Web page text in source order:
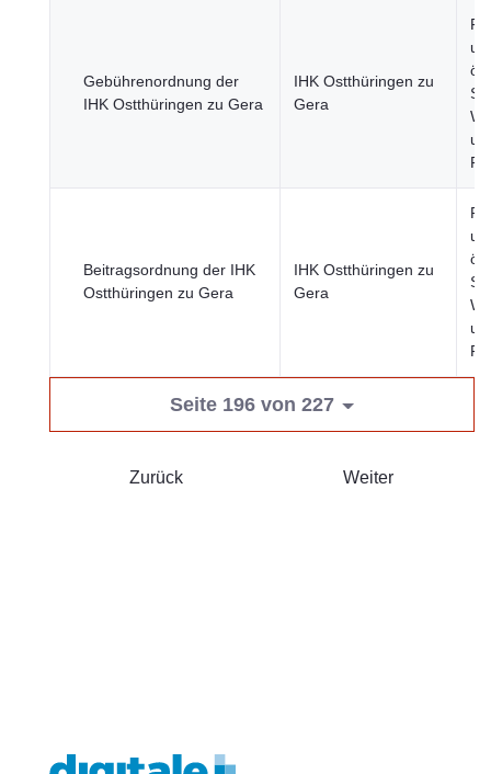
Gebührenordnung der
IHK Ostthüringen zu Gera
IHK Ostthüringen zu
Gera
Beitragsordnung der IHK
Ostthüringen zu Gera
IHK Ostthüringen zu
Gera
Seite 196 von 227
Zurück Weiter